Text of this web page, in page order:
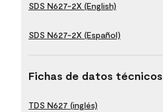
SDS N627-2X (English)
SDS N627-2X (Español)
Fichas de datos técnicos
TDS N627 (inglés)